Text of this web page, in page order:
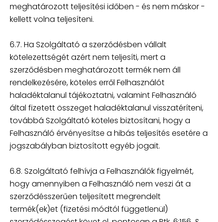
meghatározott teljesítési időben - és nem máskor -
kellett volna teljesíteni.
6.7. Ha Szolgáltató a szerződésben vállalt
kötelezettségét azért nem teljesíti, mert a
szerződésben meghatározott termék nem áll
rendelkezésére, köteles erről Felhasználót
haladéktalanul tájékoztatni, valamint Felhasználó
által fizetett összeget haladéktalanul visszatéríteni,
továbbá Szolgáltató köteles biztosítani, hogy a
Felhasználó érvényesítse a hibás teljesítés esetére a
jogszabályban biztosított egyéb jogait.
6.8. Szolgáltató felhívja a Felhasználók figyelmét,
hogy amennyiben a Felhasználó nem veszi át a
szerződésszerűen teljesített megrendelt
termék(ek)et (fizetési módtól függetlenül)